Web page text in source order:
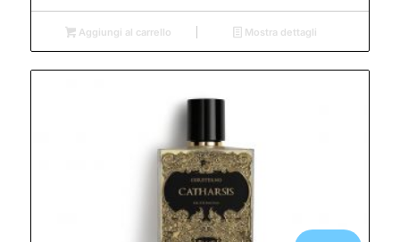
180,00€. 130,00€.
Aggiungi al carrello Mostra dettagli